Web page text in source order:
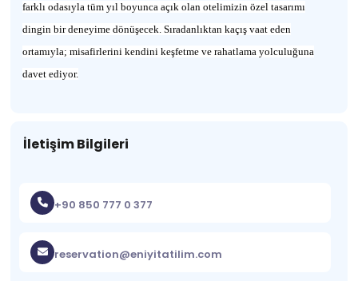
farklı odasıyla tüm yıl boyunca açık olan otelimizin özel tasarımı
dingin bir deneyime dönüşecek. Sıradanlıktan kaçış vaat eden
ortamıyla; misafirlerini kendini keşfetme ve rahatlama yolculuğuna
davet ediyor.
İletişim Bilgileri
+90 850 777 0 377
reservation@eniyitatilim.com